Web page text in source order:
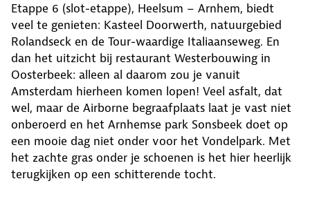
Etappe 6 (slot-etappe), Heelsum – Arnhem, biedt
veel te genieten: Kasteel Doorwerth, natuurgebied
Rolandseck en de Tour-waardige Italiaanseweg. En
dan het uitzicht bij restaurant Westerbouwing in
Oosterbeek: alleen al daarom zou je vanuit
Amsterdam hierheen komen lopen! Veel asfalt, dat
wel, maar de Airborne begraafplaats laat je vast niet
onberoerd en het Arnhemse park Sonsbeek doet op
een mooie dag niet onder voor het Vondelpark. Met
het zachte gras onder je schoenen is het hier heerlijk
terugkijken op een schitterende tocht.